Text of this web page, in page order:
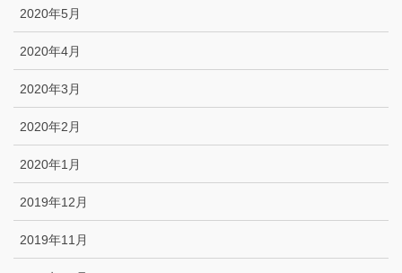
2020年5月
2020年4月
2020年3月
2020年2月
2020年1月
2019年12月
2019年11月